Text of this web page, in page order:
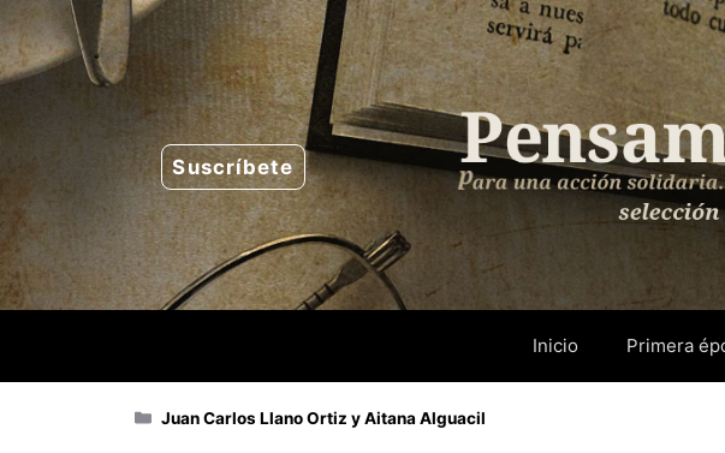
Saltar
al
contenido
Suscríbete
Inicio Primera
Categorías
Juan Carlos Llano Ortiz y Aitana Alguacil